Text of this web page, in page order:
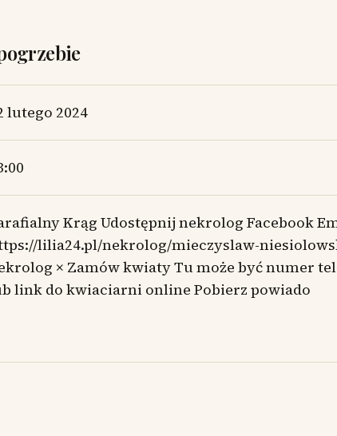
lutego 2024
Krąg Udostępnij nekrolog Facebook
lilia24.pl/nekrolog/mieczyslaw-
× Zamów kwiaty Tu może być numer
link do kwiaciarni online Pobierz powiado